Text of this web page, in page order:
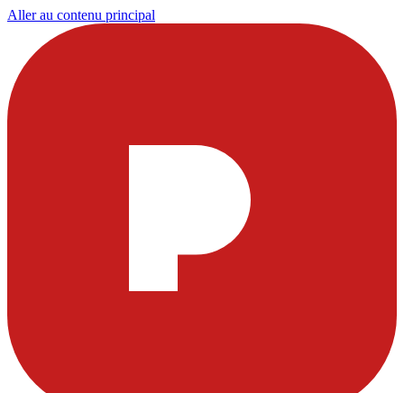
Aller au contenu principal